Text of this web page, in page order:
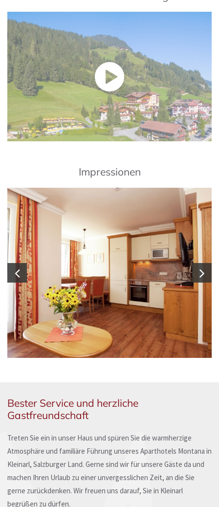
Impressionen
Bester Service und herzliche
Gastfreundschaft
Treten Sie ein in unser Haus und spüren Sie die warmherzige
Atmosphäre und familiäre Führung unseres Aparthotels Montana in
Kleinarl, Salzburger Land. Gerne sind wir für unsere Gäste da und
machen Ihren Urlaub zu einer unvergesslichen Zeit, an die Sie
gerne zurückdenken. Wir freuen uns darauf, Sie in Kleinarl
begrüßen zu dürfen.